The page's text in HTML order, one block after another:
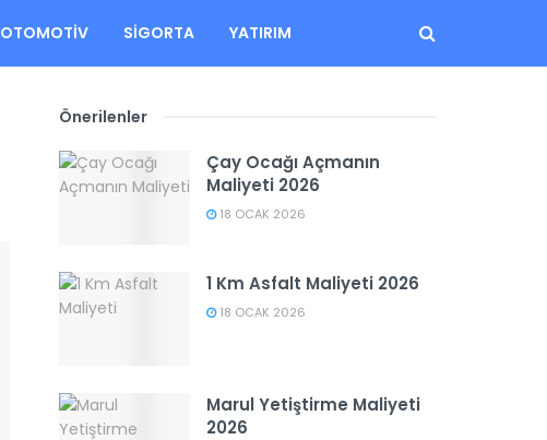
OTOMOTIV SIGORTA YATIRIM
Önerilenler
Çay Ocağı Açmanın
Maliyeti 2026
18 OCAK 2026
1 Km Asfalt Maliyeti 2026
18 OCAK 2026
Marul Yetiştirme Maliyeti
2026